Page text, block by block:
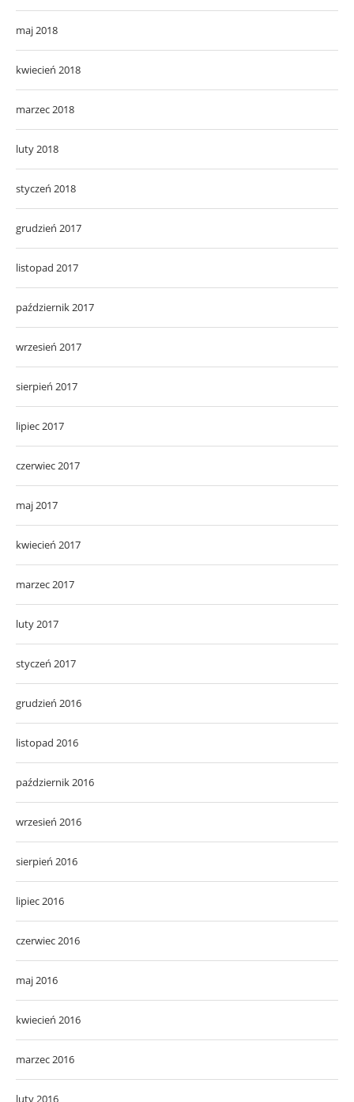
maj 2018
kwiecień 2018
marzec 2018
luty 2018
styczeń 2018
grudzień 2017
listopad 2017
październik 2017
wrzesień 2017
sierpień 2017
lipiec 2017
czerwiec 2017
maj 2017
kwiecień 2017
marzec 2017
luty 2017
styczeń 2017
grudzień 2016
listopad 2016
październik 2016
wrzesień 2016
sierpień 2016
lipiec 2016
czerwiec 2016
maj 2016
kwiecień 2016
marzec 2016
luty 2016